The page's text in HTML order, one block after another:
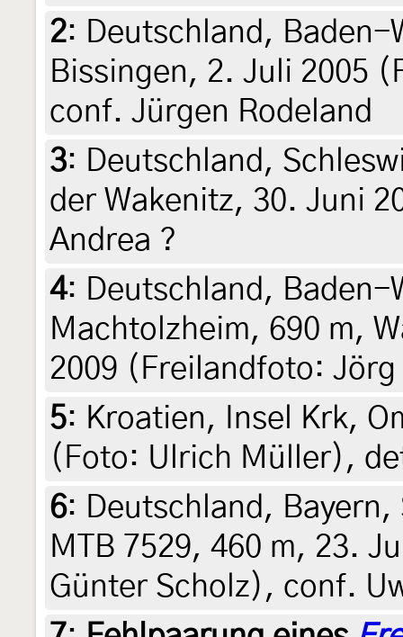
2: Deutschland,
Bissingen, 2. Juli 2005
conf. Jürgen Rodeland
3: Deutschland,
der Wakenitz, 30. Juni
Andrea ?
4: Deutschland, Baden-
Machtolzheim, 690 m,
2009 (Freilandfoto:
5: Kroatien, Insel Krk,
(Foto: Ulrich Müller),
6: Deutschland,
MTB 7529, 460 m, 23.
Günter Scholz), conf.